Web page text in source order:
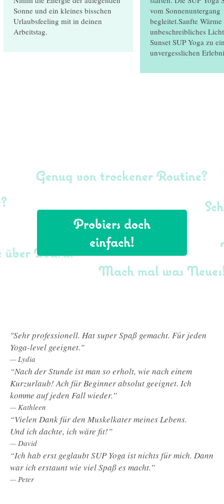
Sonne und ein kleines bisschen
Urlaubsfeeling mit in deinen
Arbeitstag.
vom Sonnenuntergang
begleitet.Sanfte
unbeschreibliches
Sunset SUP Yoga zu
unvergesslichen
Probiers doch
einfach!
Genug von trockener Routine?
Mach mal was
über Board!
"Sehr professionell. Hat super Spaß gemacht. Für jeden
Yoga-level geeignet."
—Lydia
“Nach der Stunde ist man so erholt, wie nach einem
Kurzurlaub! Ach für Beginner absolut geeignet. Ich
komme auf jeden Fall wieder.”
—Kathleen
“Vielen Dank für den Muskelkater meines Lebens.
Und ich dachte, ich wäre fit!”
—David
“Ich hab erst geglaubt SUP Yoga ist nichts für mich. Dann
war ich erstaunt wie viel Spaß es macht.”
—Peter